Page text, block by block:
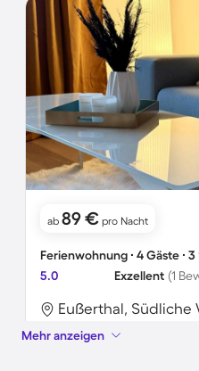
ab 89 € pro Nacht
Ferienwohnung ∙ 4 Gäste ∙
5.0
Exzellent (1
Mehr anzeigen